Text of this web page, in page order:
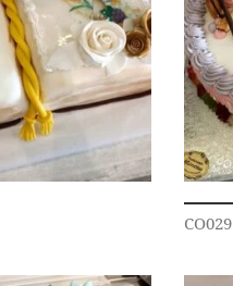
CO029